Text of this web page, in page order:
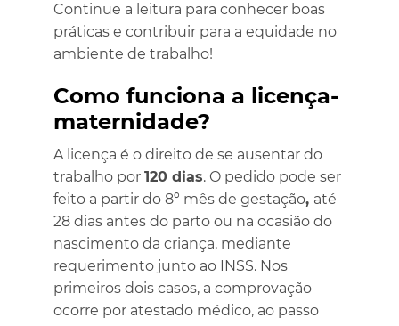
Continue a leitura para conhecer boas
práticas e contribuir para a equidade no
ambiente de trabalho!
Como funciona a licença-
maternidade?
A licença é o direito de se ausentar do
trabalho por 120 dias. O pedido pode ser
feito a partir do 8º mês de gestação, até
28 dias antes do parto ou na ocasião do
nascimento da criança, mediante
requerimento junto ao INSS. Nos
primeiros dois casos, a comprovação
ocorre por atestado médico, ao passo